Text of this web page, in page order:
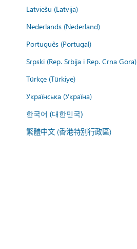
Latviešu (Latvija)
Nederlands (Nederland)
Português (Portugal)
Srpski (Rep. Srbija i Rep. Crna Gora)
Türkçe (Türkiye)
Українська (Україна)
한국어 (대한민국)
繁體中文 (香港特別行政區)